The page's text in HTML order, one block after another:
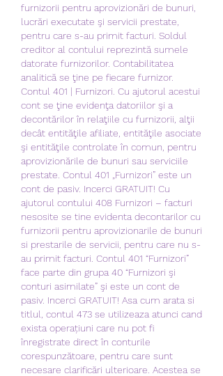
furnizorii pentru aprovizionări de bunuri,
lucrări executate şi servicii prestate,
pentru care s-au primit facturi. Soldul
creditor al contului reprezintă sumele
datorate furnizorilor. Contabilitatea
analitică se ţine pe fiecare furnizor.
Contul 401 | Furnizori. Cu ajutorul acestui
cont se ţine evidenţa datoriilor şi a
decontărilor în relaţiile cu furnizorii, alţii
decât entităţile afiliate, entităţile asociate
şi entităţile controlate în comun, pentru
aprovizionările de bunuri sau serviciile
prestate. Contul 401 „Furnizori” este un
cont de pasiv. Incerci GRATUIT! Cu
ajutorul contului 408 Furnizori – facturi
nesosite se tine evidenta decontarilor cu
furnizorii pentru aprovizionarile de bunuri
si prestarile de servicii, pentru care nu s-
au primit facturi. Contul 401 “Furnizori”
face parte din grupa 40 “Furnizori şi
conturi asimilate” şi este un cont de
pasiv. Incerci GRATUIT! Asa cum arata si
titlul, contul 473 se utilizeaza atunci cand
exista operațiuni care nu pot fi
înregistrate direct în conturile
corespunzătoare, pentru care sunt
necesare clarificări ulterioare. Acestea se